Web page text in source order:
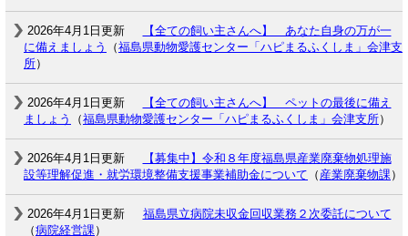
2026年4月1日更新
【全ての飼い主さんへ】 あなた自身の万が一
に備えましょう
（福島県動物愛護センター「ハピまるふくしま」会津支
所）
2026年4月1日更新
【全ての飼い主さんへ】 ペットの最後に備え
ましょう
（福島県動物愛護センター「ハピまるふくしま」会津支所）
2026年4月1日更新
【募集中】令和８年度福島県産業廃棄物処理施
設等理解促進・就労環境整備支援事業補助金について （ 産業廃棄物課）
2026年4月1日更新
福島県立病院未収金回収業務２次委託について
（病院経営課）